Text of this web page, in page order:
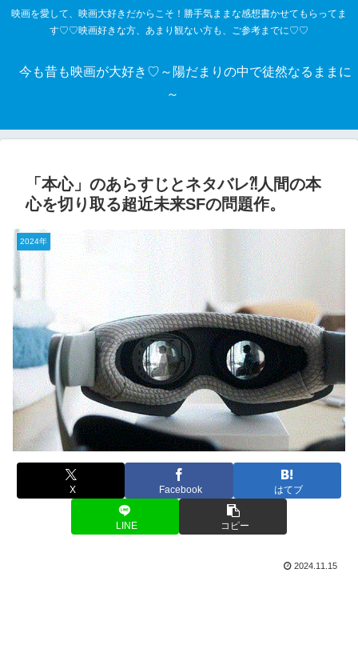
映画を愛して、映画大好きだからこそ！勝手気ままな感想書かせてもらってま
す♡♡映画好きな方、あまり観ない方も、ご参考までに♡♡
今も昔も映画が大好き♡～陽だまりの中で徒然なるままに
～
「本心」のあらすじとネタバレ⁈人間の本
心を切り取る超近未来SFの問題作。
2024年
X Facebook はてブ
LINE コピー
2024.11.15